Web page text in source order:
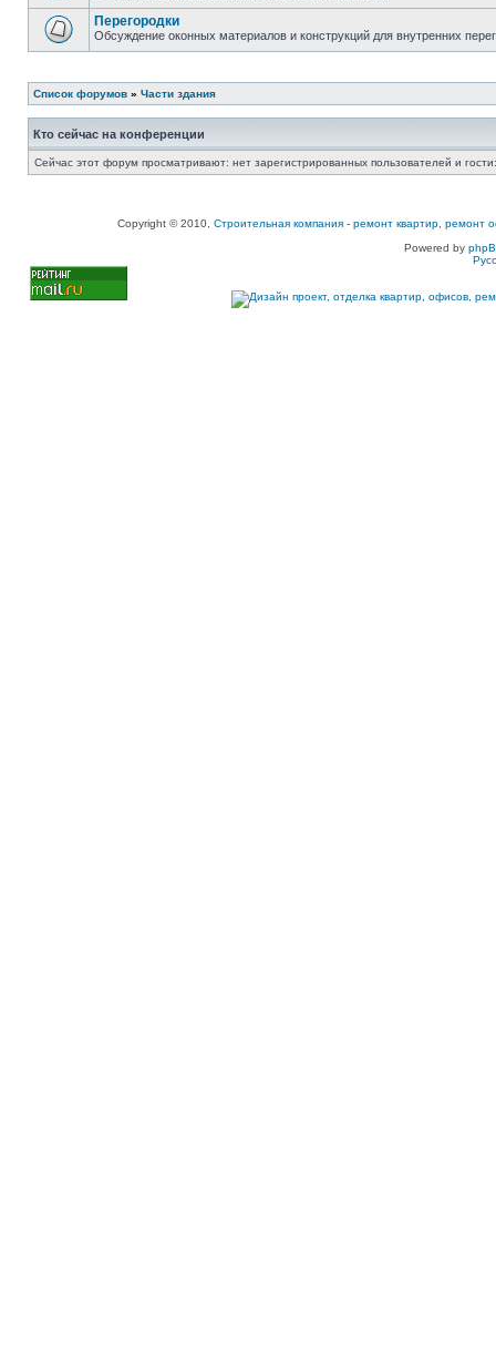
Перегородки
Обсуждение оконных материалов и конструкций для внутренних
Список форумов » Части здания
Кто сейчас на конференции
Сейчас этот форум просматривают: нет зарегистрированных пользователей и
Copyright © 2010, Строительная компания - ремонт квартир, ремонт
Powered by